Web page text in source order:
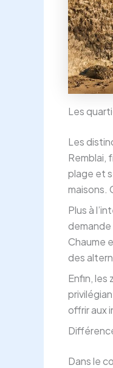
Les
Les
Remblai,
plage et
maisons.
Plus à
demande
Chaume
des
Enfin, les
offrir aux
Dans le